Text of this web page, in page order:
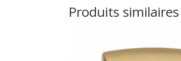
Produits similaires